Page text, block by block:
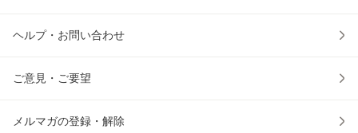
ヘルプ・お問い合わせ
ご意見・ご要望
メルマガの登録・解除